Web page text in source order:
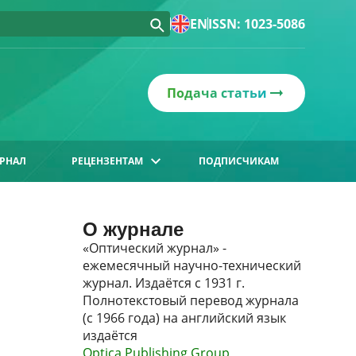
ENISSN: 1023-5086
Подача статьи
РЕЦЕНЗЕНТАМ ПОДПИСЧИКАМ
О журнале
«Оптический журнал» -
ежемесячный научно-технический
журнал. Издаётся с 1931 г.
Полнотекстовый перевод журнала
(с 1966 года) на английский язык
издаётся